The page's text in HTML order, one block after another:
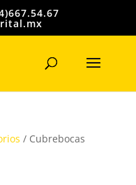
/ Cubrebocas